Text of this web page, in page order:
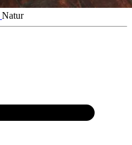
Natur